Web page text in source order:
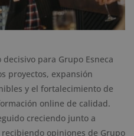
para Grupo Esneca
proyectos, expansión
y el fortalecimiento de
online de calidad.
creciendo junto a
opiniones de Grupo